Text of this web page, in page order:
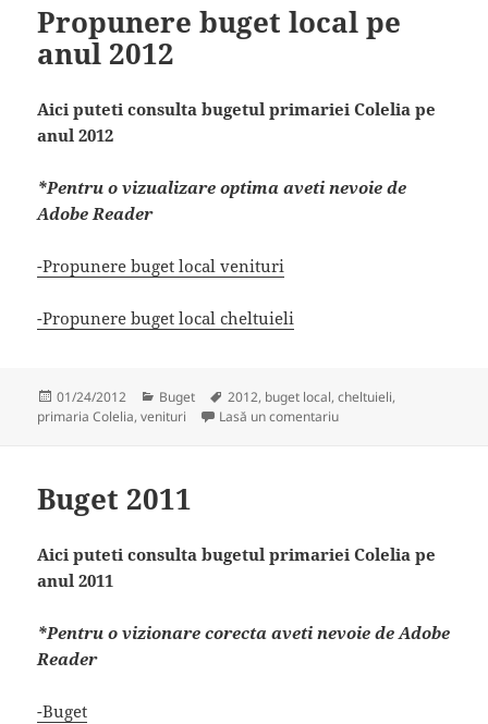
Propunere buget local pe
anul 2012
Aici puteti consulta bugetul primariei Colelia pe
anul 2012
*Pentru o vizualizare optima aveti nevoie de
Adobe Reader
-Propunere buget local venituri
-Propunere buget local cheltuieli
Publicat
pe
01/24/2012 Categorii
Buget Etichete
2012, buget local,cheltuieli,
primaria Colelia,venituri Lasă un comentariula Propunere buget
Buget 2011
Aici puteti consulta bugetul primariei Colelia pe
anul 2011
*Pentru o vizionare corecta aveti nevoie de Adobe
Reader
-Buget